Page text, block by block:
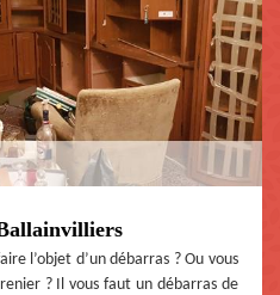
l’objet d’un débarras ? Ou vous
? Il vous faut un débarras de